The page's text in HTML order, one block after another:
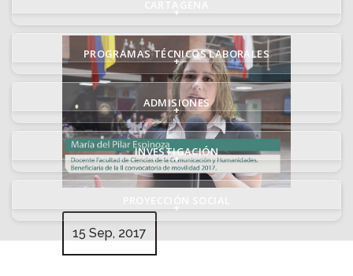
+
PROGRAMAS TÉCNICOS LABORALES
+
ADMISIONES
+
INVESTIGACIÓN
+
+
15 Sep, 2017